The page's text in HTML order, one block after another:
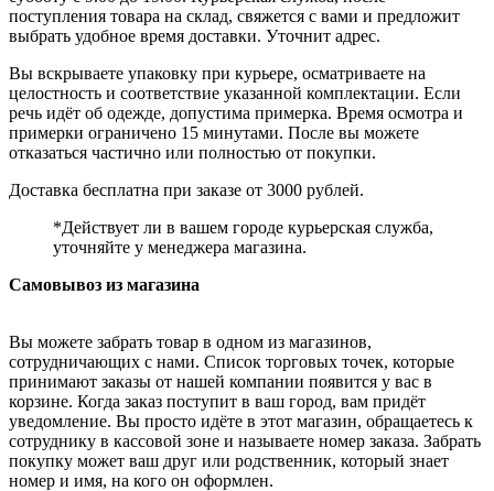
поступления товара на склад, свяжется с вами и предложит
выбрать удобное время доставки. Уточнит адрес.
Вы вскрываете упаковку при курьере, осматриваете на
целостность и соответствие указанной комплектации. Если
речь идёт об одежде, допустима примерка. Время осмотра и
примерки ограничено 15 минутами. После вы можете
отказаться частично или полностью от покупки.
Доставка бесплатна при заказе от 3000 рублей.
*Действует ли в вашем городе курьерская служба,
уточняйте у менеджера магазина.
Самовывоз из магазина
Вы можете забрать товар в одном из магазинов,
сотрудничающих с нами. Список торговых точек, которые
принимают заказы от нашей компании появится у вас в
корзине. Когда заказ поступит в ваш город, вам придёт
уведомление. Вы просто идёте в этот магазин, обращаетесь к
сотруднику в кассовой зоне и называете номер заказа. Забрать
покупку может ваш друг или родственник, который знает
номер и имя, на кого он оформлен.